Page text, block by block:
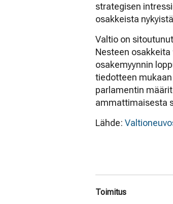
strategisen
osakkeista
Valtio on
Nesteen
osakemyynnin
tiedotteen
parlamentin
ammattimaisesta
Lähde:
Toimitus